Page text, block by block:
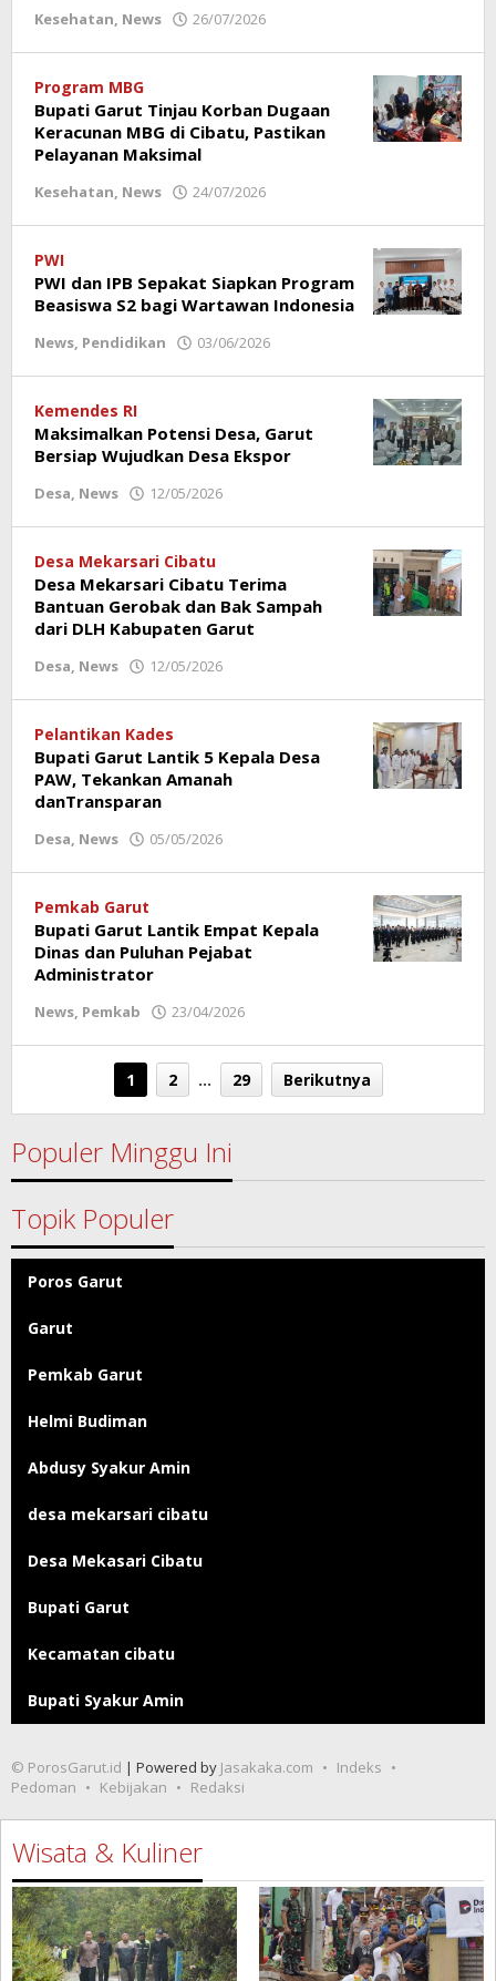
Kesehatan, News 26/07/2026
Program MBG
Bupati Garut Tinjau Korban Dugaan
Keracunan MBG di Cibatu, Pastikan
Pelayanan Maksimal
Kesehatan, News 24/07/2026
PWI
PWI dan IPB Sepakat Siapkan Program
Beasiswa S2 bagi Wartawan Indonesia
News, Pendidikan 03/06/2026
Kemendes RI
Maksimalkan Potensi Desa, Garut
Bersiap Wujudkan Desa Ekspor
Desa, News 12/05/2026
Desa Mekarsari Cibatu
Desa Mekarsari Cibatu Terima
Bantuan Gerobak dan Bak Sampah
dari DLH Kabupaten Garut
Desa, News 12/05/2026
Pelantikan Kades
Bupati Garut Lantik 5 Kepala Desa
PAW, Tekankan Amanah
danTransparan
Desa, News 05/05/2026
Pemkab Garut
Bupati Garut Lantik Empat Kepala
Dinas dan Puluhan Pejabat
Administrator
News, Pemkab 23/04/2026
Garut
1 2 … 29 Berikutnya
Populer Minggu Ini
Topik Populer
Poros Garut
Garut
Pemkab Garut
Helmi Budiman
Abdusy Syakur Amin
desa mekarsari cibatu
Desa Mekasari Cibatu
Bupati Garut
Kecamatan cibatu
Bupati Syakur Amin
© PorosGarut.id | Powered by Jasakaka.com
Indeks
Pedoman
Kebijakan Redaksi
Wisata & Kuliner